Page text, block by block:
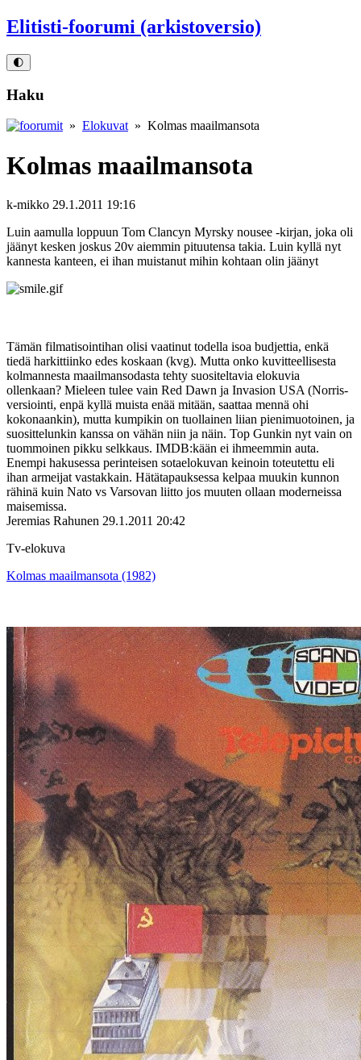
Elitisti-foorumi (arkistoversio)
🌓
Haku
» Elokuvat » Kolmas maailmansota
Kolmas maailmansota
k-mikko 29.1.2011 19:16
Luin aamulla loppuun Tom Clancyn Myrsky nousee ‑kirjan, joka oli
jäänyt kesken joskus 20v aiemmin pituutensa takia. Luin kyllä nyt
kannesta kanteen, ei ihan muistanut mihin kohtaan olin jäänyt
Tämän filmatisointihan olisi vaatinut todella isoa budjettia, enkä
tiedä harkittiinko edes koskaan (kvg). Mutta onko kuvitteellisesta
kolmannesta maailmansodasta tehty suositeltavia elokuvia
ollenkaan? Mieleen tulee vain Red Dawn ja Invasion USA (Norris-
versiointi, enpä kyllä muista enää mitään, saattaa mennä ohi
kokonaankin), mutta kumpikin on tuollainen liian pienimuotoinen, ja
suosittelunkin kanssa on vähän niin ja näin. Top Gunkin nyt vain on
tuommoinen pikku selkkaus. IMDB:kään ei ihmeemmin auta.
Enempi hakusessa perinteisen sotaelokuvan keinoin toteutettu eli
ihan armeijat vastakkain. Hätätapauksessa kelpaa muukin kunnon
rähinä kuin Nato vs Varsovan liitto jos muuten ollaan moderneissa
maisemissa.
Jeremias Rahunen 29.1.2011 20:42
Tv-elokuva
Kolmas maailmansota (1982)